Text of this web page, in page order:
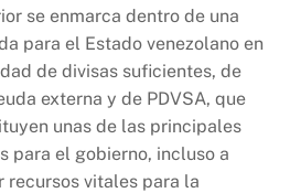
se enmarca dentro de una
para el Estado venezolano en
de divisas suficientes, de
externa y de PDVSA, que
unas de las principales
para el gobierno, incluso a
recursos vitales para la